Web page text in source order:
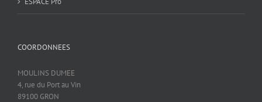
COORDONNEES
MOULINS DUMEE
4, rue du Port au Vin
89100 GRON